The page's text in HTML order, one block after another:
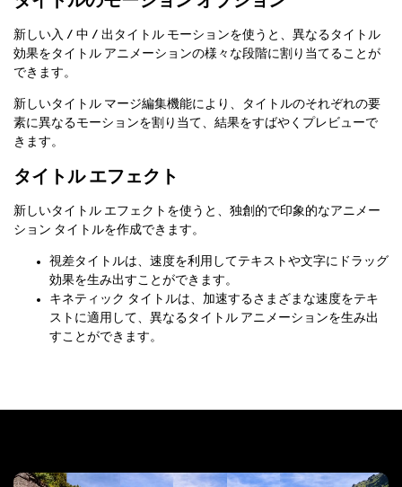
新しい入 / 中 / 出タイトル モーションを使うと、異なるタイトル
効果をタイトル アニメーションの様々な段階に割り当てることが
できます。
新しいタイトル マージ編集機能により、タイトルのそれぞれの要
素に異なるモーションを割り当て、結果をすばやくプレビューで
きます。
タイトル エフェクト
新しいタイトル エフェクトを使うと、独創的で印象的なアニメー
ション タイトルを作成できます。
視差タイトルは、速度を利用してテキストや文字にドラッグ
効果を生み出すことができます。
キネティック タイトルは、加速するさまざまな速度をテキ
ストに適用して、異なるタイトル アニメーションを生み出
すことができます。